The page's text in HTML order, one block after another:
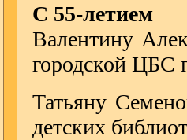
С 55-летием
Валентину
городской ЦБС
Татьяну
детских